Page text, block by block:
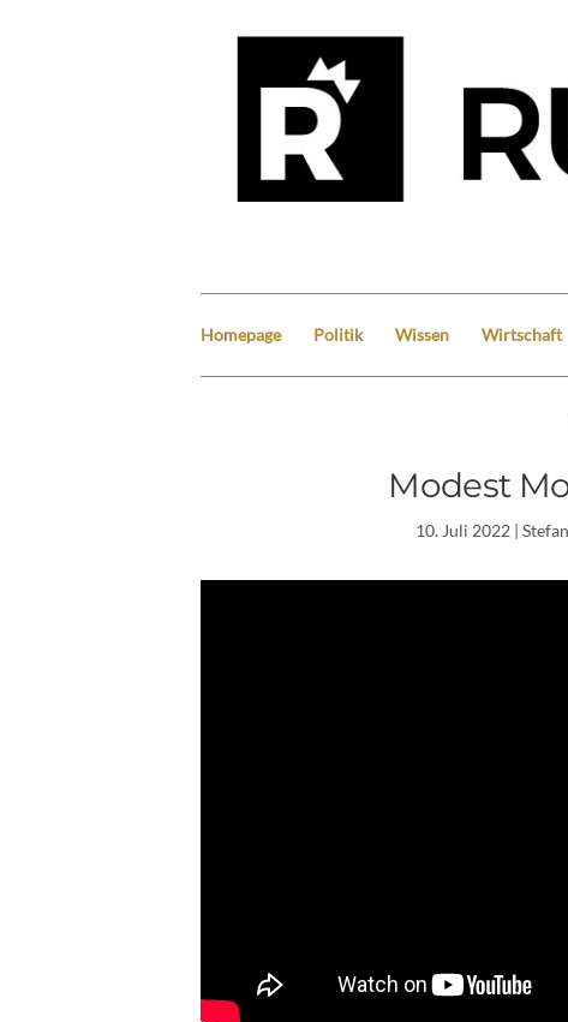
Homepage Politik Wissen Wirtschaft
Modest
10. Juli 2022 |